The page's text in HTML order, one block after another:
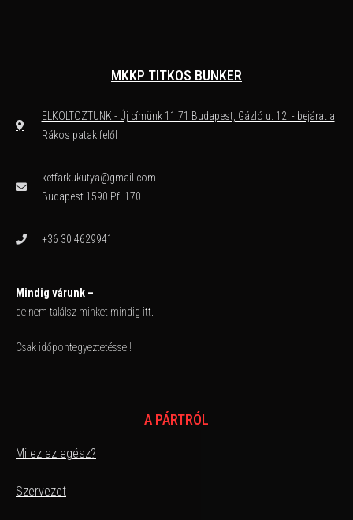
MKKP TITKOS BUNKER
ELKÖLTÖZTÜNK - Új címünk 11 71 Budapest, Gázló u. 12. - bejárat a
Rákos patak felől
ketfarkukutya@gmail.com
Budapest 1590 Pf. 170
+36 30 4629941
Mindig várunk –
de nem találsz minket mindig itt.
Csak időpontegyeztetéssel!
A PÁRTRÓL
Mi ez az egész?
Szervezet